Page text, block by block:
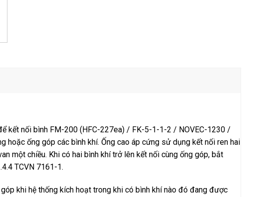
kết nối bình FM-200 (HFC-227ea) / FK-5-1-1-2 / NOVEC-1230 /
hoặc ống góp các bình khí. Ống cao áp cứng sử dụng kết nối ren hai
một chiều. Khi có hai bình khí trở lên kết nối cùng ống góp, bắt
TCVN 7161-1.
khi hệ thống kích hoạt trong khi có bình khí nào đó đang được